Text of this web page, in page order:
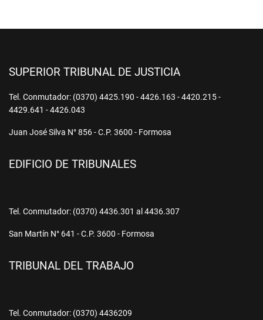
SUPERIOR TRIBUNAL DE JUSTICIA
Tel. Conmutador: (0370) 4425.190 - 4426.163 - 4420.215 -
4429.641 - 4426.043
Juan José Silva N° 856 - C.P. 3600 - Formosa
EDIFICIO DE TRIBUNALES
Tel. Conmutador: (0370) 4436.301 al 4436.307
San Martín N° 641 - C.P. 3600 - Formosa
TRIBUNAL DEL TRABAJO
Tel. Conmutador: (0370) 4436209